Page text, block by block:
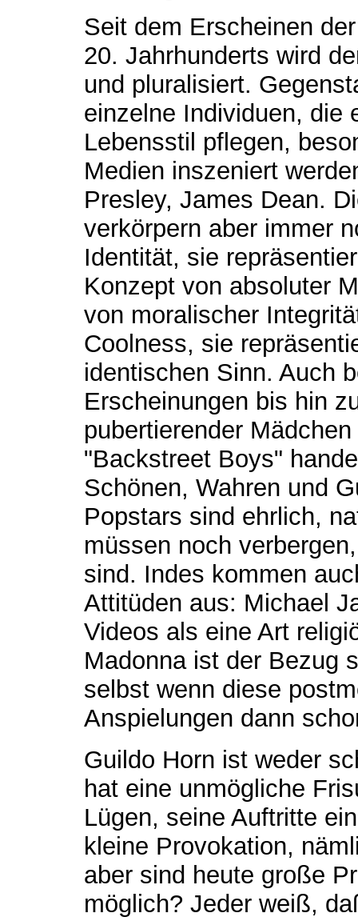
Seit dem Erscheinen
20. Jahrhunderts wird
und pluralisiert.
einzelne Individuen, die
Lebensstil pflegen,
Medien inszeniert
Presley, James Dean.
verkörpern aber immer
Identität, sie
Konzept von absoluter
von moralischer
Coolness, sie
identischen Sinn. Auch
Erscheinungen bis hin
pubertierender
"Backstreet Boys"
Schönen, Wahren und
Popstars sind ehrlich,
müssen noch
sind. Indes kommen
Attitüden aus: Michael
Videos als eine Art
Madonna ist der Bezug
selbst wenn diese
Anspielungen dann
Guildo Horn ist weder
hat eine unmögliche
Lügen, seine Auftritte
kleine Provokation,
aber sind heute große
möglich? Jeder weiß,